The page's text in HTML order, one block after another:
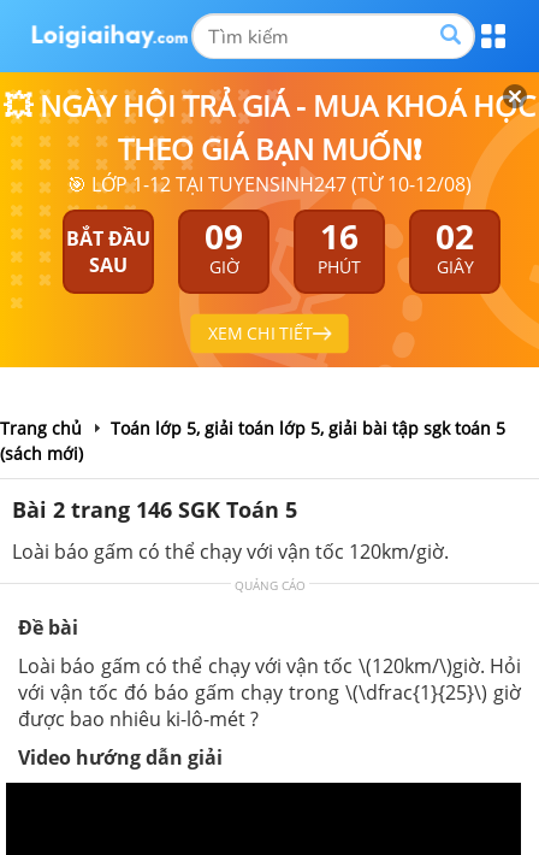
💥 NGÀY HỘI TRẢ GIÁ - MUA KHOÁ HỌC
THEO GIÁ BẠN MUỐN❗
🎯 LỚP 1-12 TẠI TUYENSINH247 (TỪ 10-12/08)
BẮT ĐẦU
SAU
09
GIỜ
16
PHÚT
01
GIÂY
XEM CHI TIẾT
Trang chủ
Toán lớp 5, giải toán lớp 5, giải bài tập sgk toán 5
(sách mới)
Bài 2 trang 146 SGK Toán 5
Loài báo gấm có thể chạy với vận tốc 120km/giờ.
QUẢNG CÁO
Đề bài
Loài báo gấm có thể chạy với vận tốc \(120km/\)giờ. Hỏi
với vận tốc đó báo gấm chạy trong \(\dfrac{1}{25}\) giờ
được bao nhiêu ki-lô-mét ?
Video hướng dẫn giải